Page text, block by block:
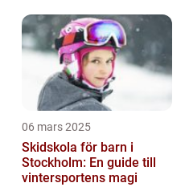
06 mars 2025
Skidskola för barn i
Stockholm: En guide till
vintersportens magi